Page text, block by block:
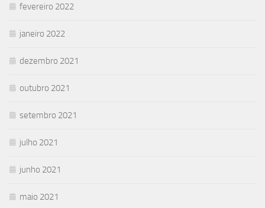
fevereiro 2022
janeiro 2022
dezembro 2021
outubro 2021
setembro 2021
julho 2021
junho 2021
maio 2021